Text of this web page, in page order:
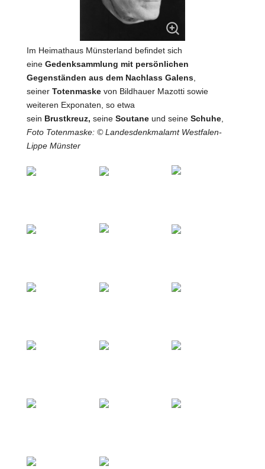
Im Heimathaus Münsterland befindet sich
eineGedenksammlung mit persönlichen
Gegenständen aus dem Nachlass Galens,
seinerTotenmaskevon Bildhauer Mazotti sowie
weiteren Exponaten, so etwa
sein Brustkreuz,seineSoutane und seineSchuhe,
Foto Totenmaske: © Landesdenkmalamt Westfalen-
Lippe Münster